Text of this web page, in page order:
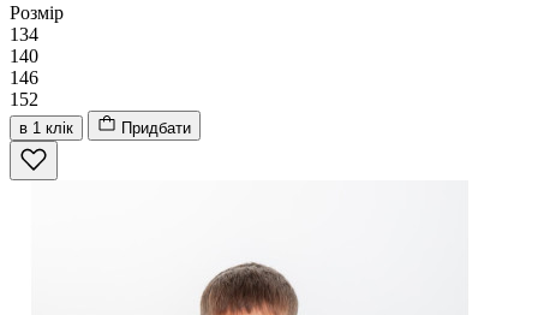
Розмір
134
140
146
152
в 1 клік Придбати